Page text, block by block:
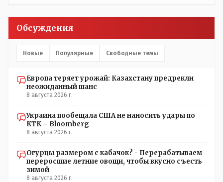
не иначе инопланетянин, ну а на чём инопланетяне
передвигаются?
Обсуждения
Новые Популярные Свободные темы
Европа теряет урожай: Казахстану предрекли
неожиданный шанс
8 августа 2026 г.
Украина пообещала США не наносить удары по
КТК – Bloomberg
8 августа 2026 г.
Огурцы размером с кабачок? - Перерабатываем
переросшие летние овощи, чтобы вкусно съесть
зимой
8 августа 2026 г.